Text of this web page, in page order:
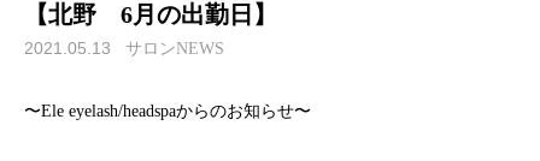
【北野 6月の出勤日】
2021.05.13 サロンNEWS
〜Ele eyelash/headspaからのお知らせ〜